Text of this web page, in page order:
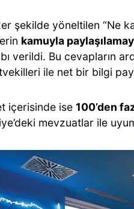
şekilde yöneltilen “Ne
kamuyla
verildi. Bu cevapların
ile net bir bilgi
içerisinde ise 100’den
mevzuatlar ile